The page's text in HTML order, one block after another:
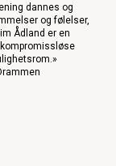
dannes og
og følelser,
Ådland er en